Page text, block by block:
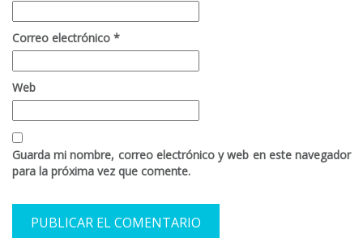
Correo electrónico *
Web
Guarda mi nombre, correo electrónico y web en este navegador
para la próxima vez que comente.